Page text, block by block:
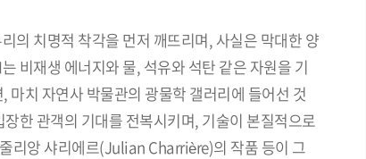
의 치명적 착각을 먼저 깨뜨리며, 사실은 막대한 양
비재생 에너지와 물, 석유와 석탄 같은 자원을 기
치 자연사 박물관의 광물학 갤러리에 들어선 것
한 관객의 기대를 전복시키며, 기술이 본질적으로
리앙 샤리에르(Julian Charrière)의 작품 등이 그